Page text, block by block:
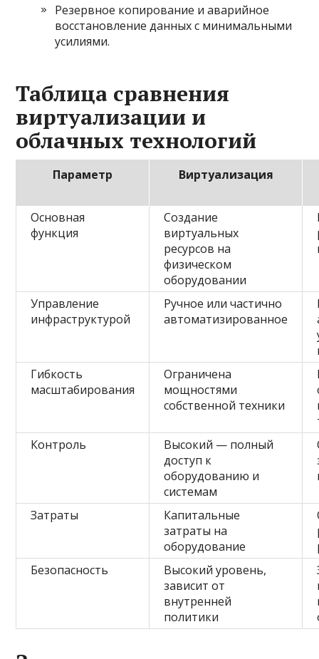
Резервное копирование и аварийное
восстановление данных с минимальными
усилиями.
Таблица сравнения
виртуализации и
облачных технологий
Параметр Виртуализация
Основная
функция
Создание
виртуальных
ресурсов на
физическом
оборудовании
Управление
инфраструктурой
Ручное или частично
автоматизированное
Гибкость
масштабирования
Ограничена
мощностями
собственной техники
Контроль
Высокий — полный
доступ к
оборудованию и
системам
Затраты
Капитальные
затраты на
оборудование
Безопасность
Высокий уровень,
зависит от
внутренней
политики